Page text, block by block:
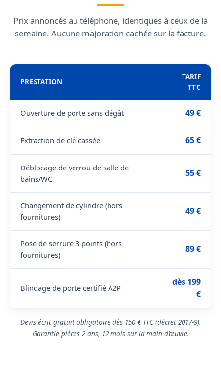
Prix annoncés au téléphone, identiques à ceux de la
semaine. Aucune majoration cachée sur la facture.
PRESTATION
TARIF
TTC
Ouverture de porte sans dégât 49 €
Extraction de clé cassée 65 €
Déblocage de verrou de salle de
bains/WC
55 €
Changement de cylindre (hors
fournitures)
49 €
Pose de serrure 3 points (hors
fournitures)
89 €
Blindage de porte certifié A2P
dès 199
€
Devis écrit gratuit obligatoire dès 150 € TTC (décret 2017-9).
Garantie pièces 2 ans, 12 mois sur la main d’œuvre.